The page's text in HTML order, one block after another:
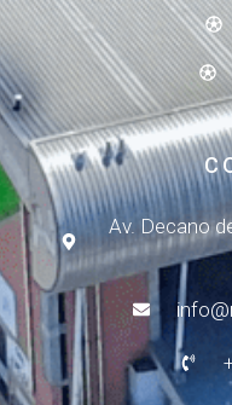
Av. Decano